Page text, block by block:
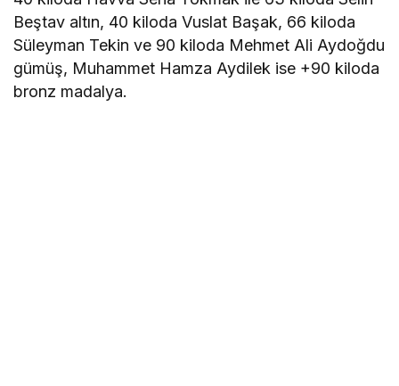
Beştav altın, 40 kiloda Vuslat Başak, 66 kiloda
Süleyman Tekin ve 90 kiloda Mehmet Ali Aydoğdu
gümüş, Muhammet Hamza Aydilek ise +90 kiloda
bronz madalya.